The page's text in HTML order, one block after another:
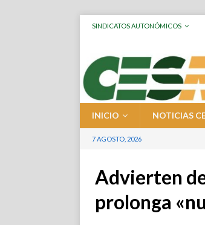
SINDICATOS AUTONÓMICOS
INICIO NOTICIAS
7 AGOSTO, 2026
Advierten
prolonga